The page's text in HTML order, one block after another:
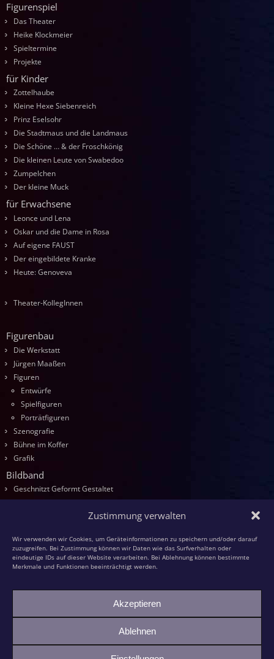
Zustimmung verwalten
Wir verwenden wir Cookies, um Geräteinformationen zu speichern und/oder darauf
zuzugreifen. Bei Zustimmung können wir Daten wie das Surfverhalten oder
eindeutige IDs auf dieser Website verarbeiten. Bei Ablehnung können bestimmte
Merkmale und Funktionen beeinträchtigt werden.
Akzeptieren
Ablehnen
Figurenspiel
Das Theater
Heike Klockmeier
Spieltermine
Projekte
für Kinder
Zottelhaube
Kleine Hexe Siebenreich
Prinz Eselsohr
Die Stadtmaus und die Landmaus
Die Schöne … & der Froschkönig
Die kleinen Leute von Swabedoo
Zumpelchen
Der kleine Muck
für Erwachsene
Leonce und Lena
Oskar und die Dame in Rosa
Auf eigene FAUST
Der eingebildete Kranke
Heute: Genoveva
Theater-KollegInnen
Figurenbau
Die Werkstatt
Jürgen Maaßen
Figuren
Entwürfe
Spielfiguren
Porträtfiguren
Szenografie
Bühne im Koffer
Grafik
Bildband
Geschnitzt Geformt Gestaltet
Schnitzen
Modellieren
Textilfiguren
Kasper und die grüne Großmutter